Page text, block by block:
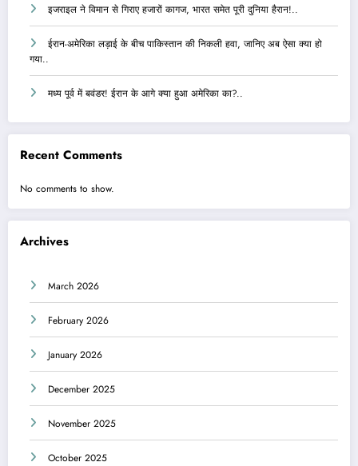
इजराइल ने विमान से गिराए हजारों कागज, भारत समेत पूरी दुनिया हैरान!..
ईरान-अमेरिका लड़ाई के बीच पाकिस्तान की निकली हवा, जानिए अब ऐसा क्या हो
गया..
मध्य पूर्व में बवंडर! ईरान के आगे क्या हुआ अमेरिका का?..
Recent Comments
No comments to show.
Archives
March 2026
February 2026
January 2026
December 2025
November 2025
October 2025